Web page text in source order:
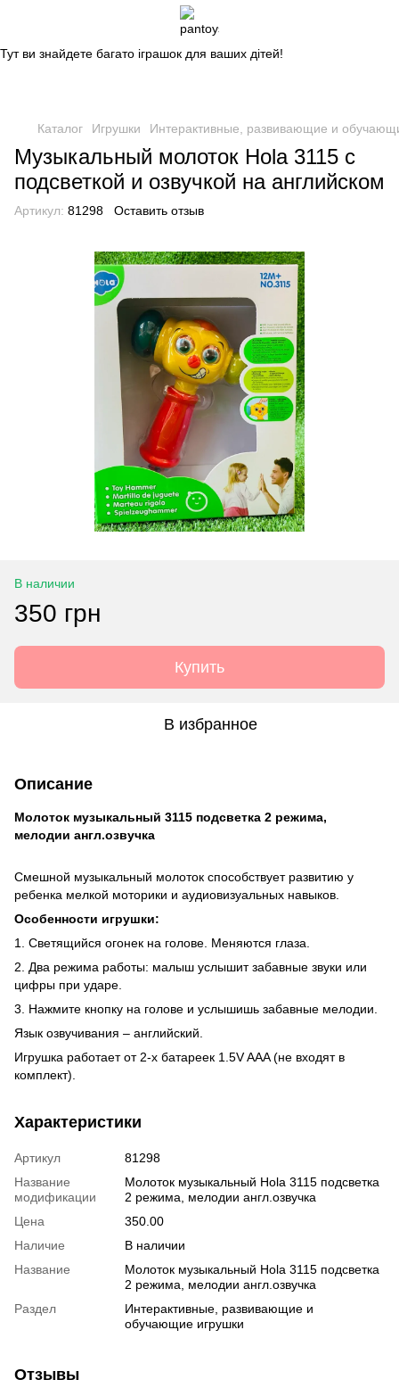
Магазин дитячих іграшок
Тут ви знайдете багато іграшок для ваших дітей!
Каталог Игрушки Интерактивные, развивающие и
Музыкальный молоток Hola 3115 с
подсветкой и озвучкой на английском
Артикул: 81298 Оставить отзыв
В наличии
350 грн
Купить
В избранное
Описание
Молоток музыкальный 3115 подсветка 2 режима,
мелодии англ.озвучка
Смешной музыкальный молоток способствует развитию у
ребенка мелкой моторики и аудиовизуальных навыков.
Особенности игрушки:
1. Светящийся огонек на голове. Меняются глаза.
2. Два режима работы: малыш услышит забавные звуки или
цифры при ударе.
3. Нажмите кнопку на голове и услышишь забавные мелодии.
Язык озвучивания – английский.
Игрушка работает от 2-х батареек 1.5V AAA (не входят в
комплект).
Характеристики
Артикул
81298
Название
модификации
Молоток музыкальный Hola 3115 подсветка
2 режима, мелодии англ.озвучка
Цена
350.00
Наличие
В наличии
Название
Молоток музыкальный Hola 3115 подсветка
2 режима, мелодии англ.озвучка
Раздел
Интерактивные, развивающие и
обучающие игрушки
Отзывы